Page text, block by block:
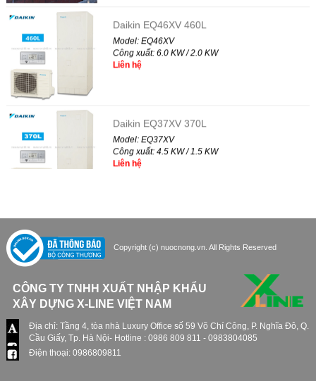
Daikin EQ46XV 460L
Model: EQ46XV
Công xuất: 6.0 KW / 2.0 KW
Liên hệ
Daikin EQ37XV 370L
Model: EQ37XV
Công xuất: 4.5 KW / 1.5 KW
Liên hệ
Máy nước nóng bơm nhiệt PANZER PZ-
Model: PZ-752HAP
316KA
Model: PZ-316KA
Copyright (c) nuocnong.vn. All Rights Reserved
CÔNG TY TNHH XUẤT NHẬP KHẨU
XÂY DỰNG X-LINE VIỆT NAM
Địa chỉ: Tầng 4, tòa nhà Luxury Office số 59 Võ Chí Công, P. Nghĩa Đô, Q.
Cầu Giấy, Tp. Hà Nội- Hotline : 0986 809 811 - 0983804085
Điện thoại: 0986809811